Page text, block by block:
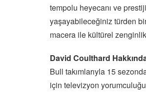
tempolu heyecanı ve
yaşayabileceğiniz türden
macera ile kültürel
David Coulthard
Bull takımlarıyla 15
için televizyon yorumculuğu